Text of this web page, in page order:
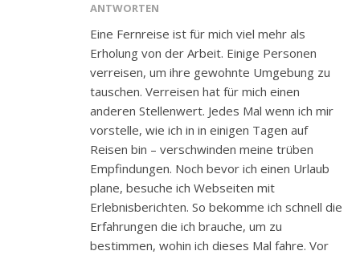
ANTWORTEN
Eine Fernreise ist für mich viel mehr als
Erholung von der Arbeit. Einige Personen
verreisen, um ihre gewohnte Umgebung zu
tauschen. Verreisen hat für mich einen
anderen Stellenwert. Jedes Mal wenn ich mir
vorstelle, wie ich in in einigen Tagen auf
Reisen bin – verschwinden meine trüben
Empfindungen. Noch bevor ich einen Urlaub
plane, besuche ich Webseiten mit
Erlebnisberichten. So bekomme ich schnell die
Erfahrungen die ich brauche, um zu
bestimmen, wohin ich dieses Mal fahre. Vor